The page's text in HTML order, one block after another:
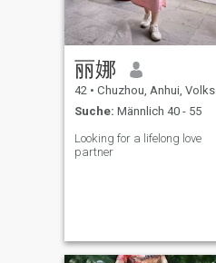
erleben... \N
丽娜
42 • Chuzhou, Anhui, Volksrep. China
Suche: Männlich 40 - 55
Looking for a lifelong love
partner